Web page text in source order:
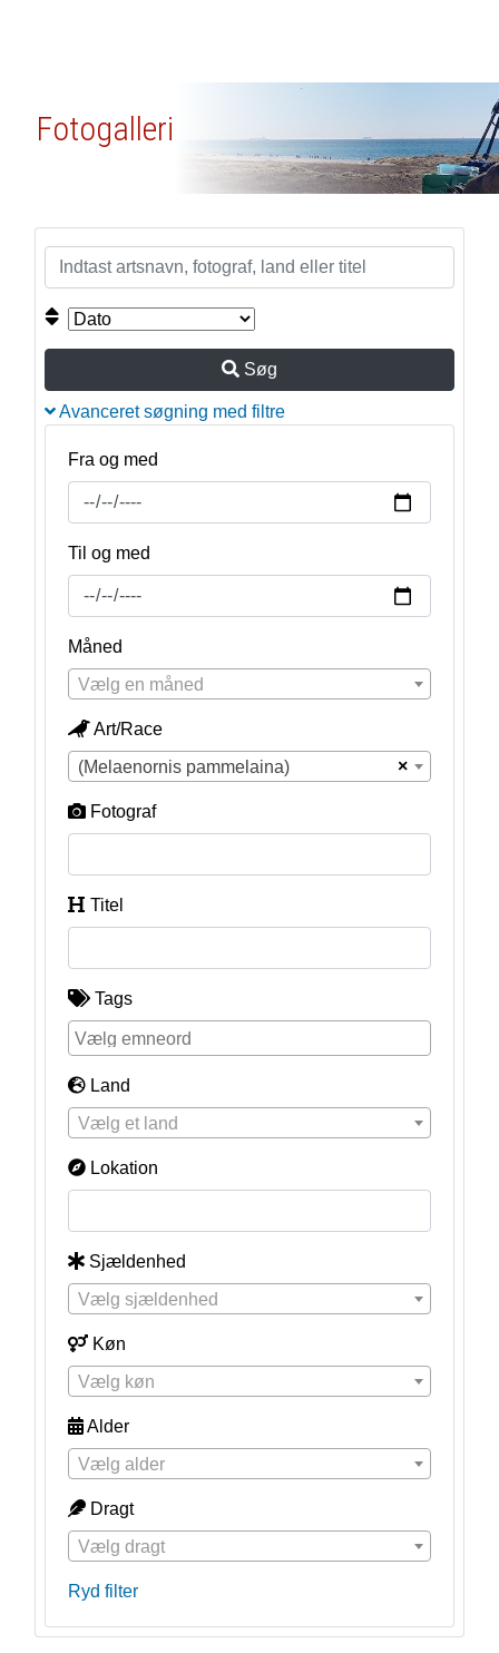
Fotogalleri
Søg
Avanceret søgning med filtre
Fra og med
Til og med
Måned
Vælg en måned
Art/Race
×
(Melaenornis pammelaina)
Fotograf
Titel
Tags
Land
Vælg et land
Lokation
Sjældenhed
Vælg sjældenhed
Køn
Vælg køn
Alder
Vælg alder
Dragt
Vælg dragt
Ryd filter